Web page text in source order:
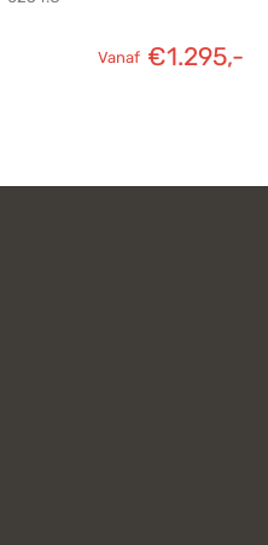
Vanaf €1.295,-